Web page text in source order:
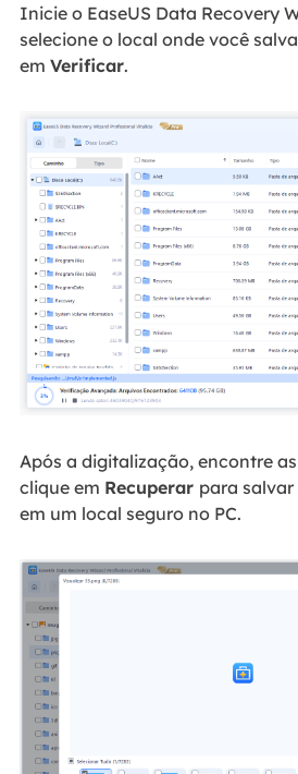
Inicie o EaseUS Data Recovery
selecione o local onde você
em Verificar.
Após a digitalização, encontre
clique em Recuperar para
em um local seguro no PC.